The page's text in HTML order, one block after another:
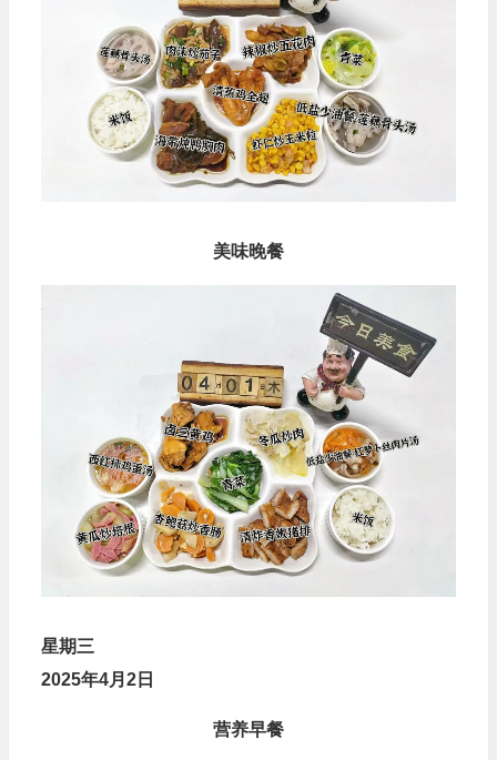
美味晚餐
星期三
2025年4月2日
营养早餐